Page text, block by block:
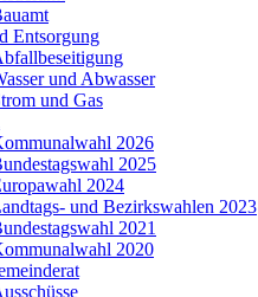
Entsorgung
und Abwasser
und Gas
2026
2025
2024
und Bezirkswahlen 2023
2021
2020